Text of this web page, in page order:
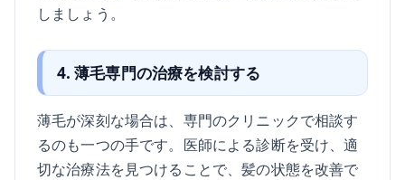
しましょう。
4. 薄毛専門の治療を検討する
薄毛が深刻な場合は、専門のクリニックで相談す
るのも一つの手です。医師による診断を受け、適
切な治療法を見つけることで、髪の状態を改善で